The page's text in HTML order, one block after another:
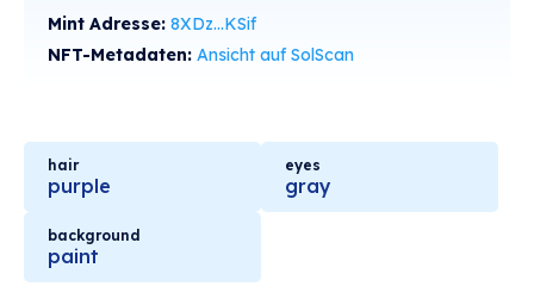
Mint Adresse: 8XDz...KSif
NFT-Metadaten: Ansicht auf SolScan
hair
purple
eyes
gray
background
paint